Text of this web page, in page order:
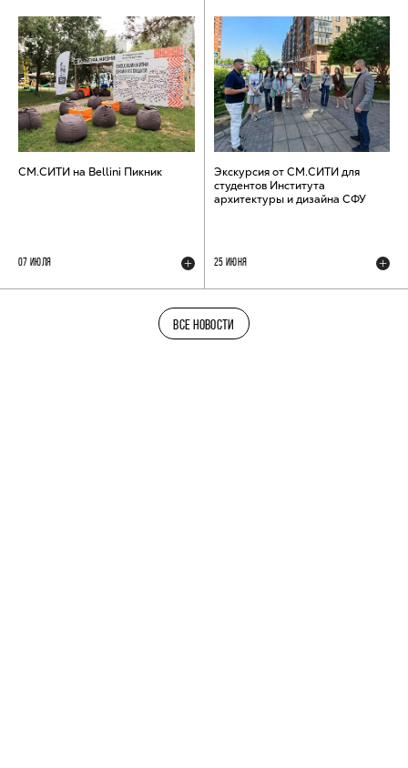
СМ.СИТИ на Bellini Пикник
07 ИЮЛЯ
Экскурсия от СМ.СИТИ для
студентов Института
архитектуры и дизайна СФУ
25 ИЮНЯ
ВСЕ НОВОСТИ